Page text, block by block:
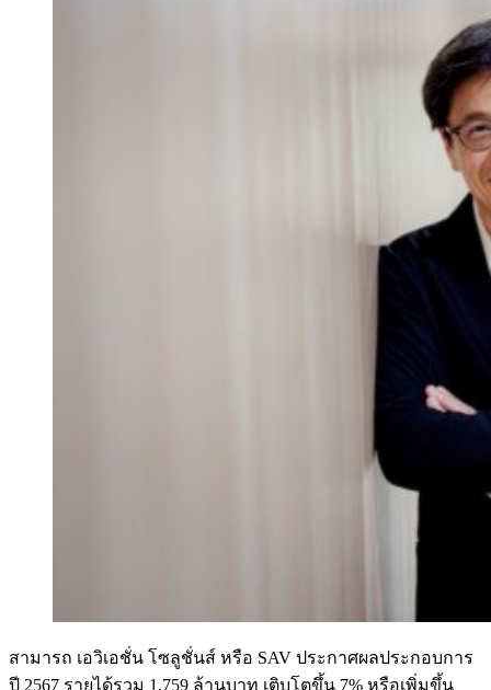
สามารถ เอวิเอชั่น โซลูชั่นส์ หรือ SAV ประกาศผลประกอบการ
ปี 2567 รายได้รวม 1,759 ล้านบาท เติบโตขึ้น 7% หรือเพิ่มขึ้น